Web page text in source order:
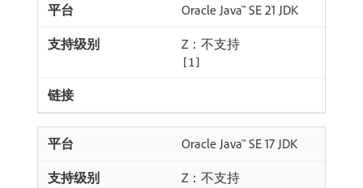
Oracle Java™ SE 21 JDK
Z：不支持
[1]
Oracle Java™ SE 17 JDK
Z：不支持